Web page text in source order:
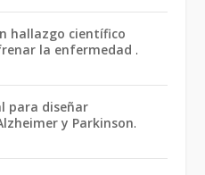
hallazgo científico
la enfermedad .
para diseñar
y Parkinson.